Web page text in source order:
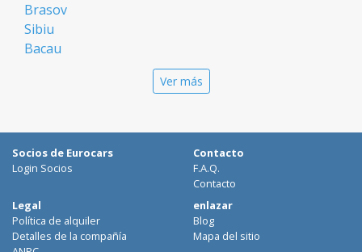
Brasov
Sibiu
Bacau
Galati
Suceava
Focsani
Targoviste
Ploiesti
Ver más
Socios de Eurocars
Login Socios
Contacto
F.A.Q.
Contacto
Legal
Política de alquiler
Detalles de la compañía
enlazar
Blog
Mapa del sitio